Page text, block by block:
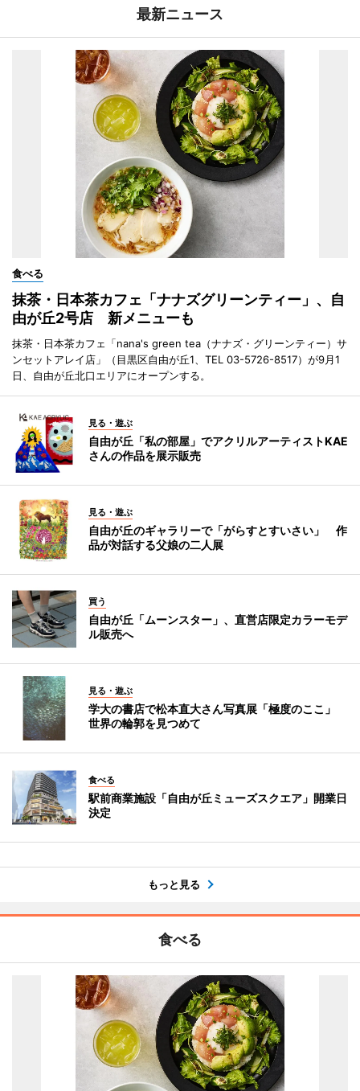
最新ニュース
食べる
抹茶・日本茶カフェ「ナナズグリーンティー」、自
由が丘2号店 新メニューも
抹茶・日本茶カフェ「nana's green tea（ナナズ・グリーンティー）サ
ンセットアレイ店」（目黒区自由が丘1、TEL 03-5726-8517）が9月1
日、自由が丘北口エリアにオープンする。
見る・遊ぶ
自由が丘「私の部屋」でアクリルアーティストKAE
さんの作品を展示販売
見る・遊ぶ
自由が丘のギャラリーで「がらすとすいさい」 作
品が対話する父娘の二人展
買う
自由が丘「ムーンスター」、直営店限定カラーモデ
ル販売へ
見る・遊ぶ
学大の書店で松本直大さん写真展「極度のここ」
世界の輪郭を見つめて
食べる
駅前商業施設「自由が丘ミューズスクエア」開業日
決定
もっと見る
食べる